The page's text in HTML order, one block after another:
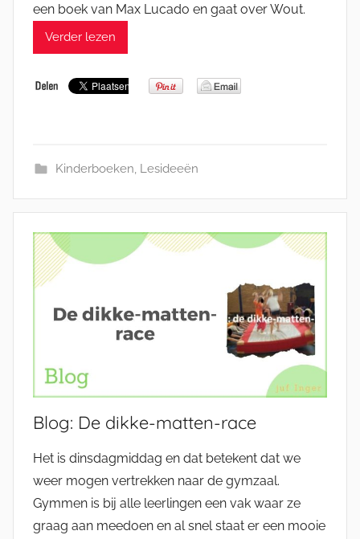
een boek van Max Lucado en gaat over Wout.
Verder lezen
Kinderboeken, Lesideeën
Blog: De dikke-matten-race
Het is dinsdagmiddag en dat betekent dat we
weer mogen vertrekken naar de gymzaal.
Gymmen is bij alle leerlingen een vak waar ze
graag aan meedoen en al snel staat er een mooie